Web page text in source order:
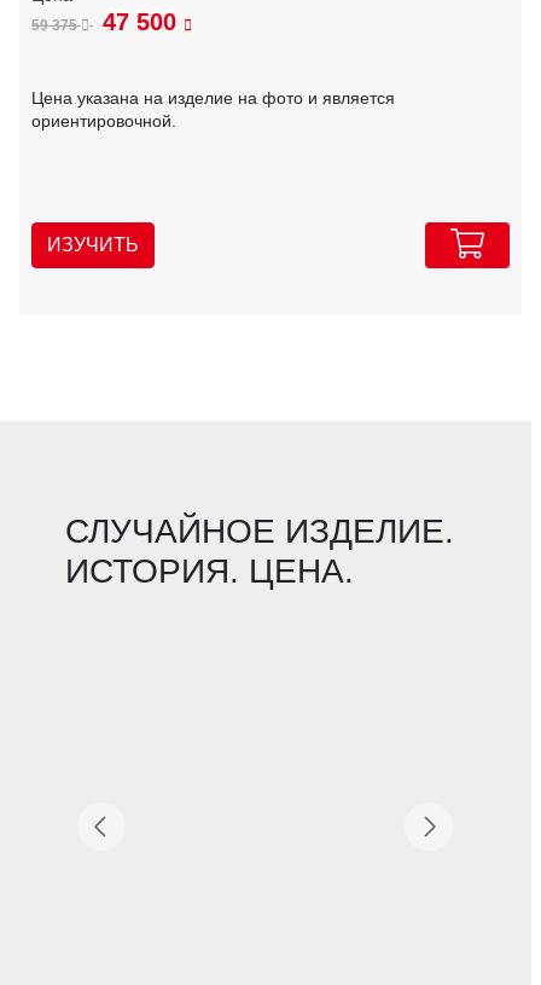
59 375 47 500
Цена указана на изделие на фото и является
ориентировочной.
ИЗУЧИТЬ
СЛУЧАЙНОЕ ИЗДЕЛИЕ.
ИСТОРИЯ. ЦЕНА.